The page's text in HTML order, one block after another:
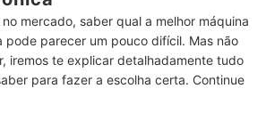
mercado, saber qual a melhor máquina
pode parecer um pouco difícil. Mas não
iremos te explicar detalhadamente tudo
para fazer a escolha certa. Continue